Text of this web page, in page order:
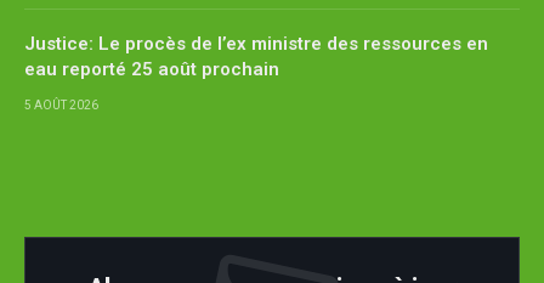
Justice: Le procès de l’ex ministre des ressources en
eau reporté 25 août prochain
5 AOÛT 2026